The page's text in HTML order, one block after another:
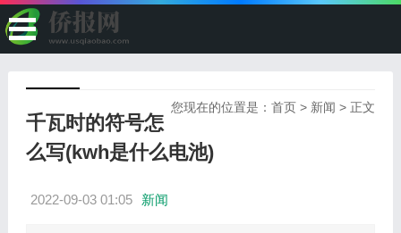
您现在的位置是：首页 > 新闻 > 正文
千瓦时的符号怎
么写(kwh是什么电池)
2022-09-03 01:05 新闻